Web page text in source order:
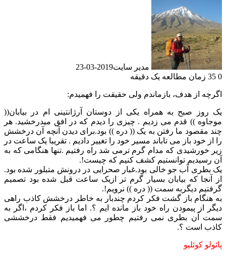
مدیر سایت2019-03-23
0
زمان مطالعه یک دقیقه
اگرچه از هدف، بازماندم ولی حقیقت را فهمیدم:
یک روز صبح به همراه یکی از دوستان آرژانتینی ام در بیابان((
موجاوه )) قدم می زدیم . چیزی را دیدم که در افق میدرخشید. هر
چند مقصود ما رفتن به یک (( دره )) بود.برای دیدن آنچه آن درخشش
را از خود باز می تاباند مسیر خود را تغییر دادیم . تقریبا یک ساعت در
زیر خورشیدی که مدام گرم ترمی شد راه رفتیم .تنها هنگامی که به
آن رسیدیم توانستیم کشف کنیم که چیست!.
یک بطری آب جو خالی بود.غبار صحرایی در درونش متبلور شده بود.
از آنجا که بیابان بسیار گرم تر ازیک ساعت قبل شده بود تصمیم
گرفتیم دیگربه سمت (( دره )) نرویم!.
به هنگام باز گشت فکر کردم چندبار به خاطر درخشش کاذب راهی
دیگر از پیمودن راه خود باز مانده ایم ؟. اما باز فکر کردم ،اگر به
سمت آن بطری نمی رفتیم چطور می فهمیدیم فقط درخششی
کاذب است ؟.
پائولو کوئلیو